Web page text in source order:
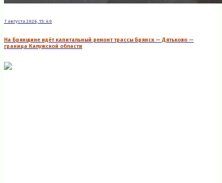
7 августа 2026, 15:40
На Брянщине идёт капитальный ремонт трассы Брянск — Дятьково —
граница Калужской области